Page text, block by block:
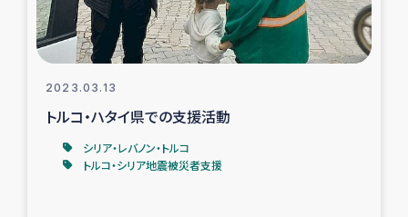
レバノンでのシリア難民への食糧・越冬支援
レバノンでのシリア難民への教育支援事業
レバノンでのシリア難民・レバノン人への農業支援
2023.03.13
トルコ・ハタイ県での支援活動
シリア・レバノン・トルコ
トルコ・シリア地震被災者支援